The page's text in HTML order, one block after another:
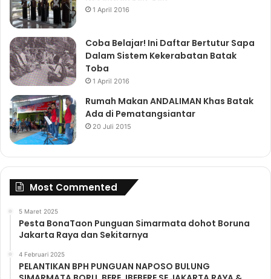
1 April 2016
Coba Belajar! Ini Daftar Bertutur Sapa
Dalam Sistem Kekerabatan Batak
Toba
1 April 2016
Rumah Makan ANDALIMAN Khas Batak
Ada di Pematangsiantar
20 Juli 2015
Most Commented
5 Maret 2025
Pesta BonaTaon Punguan Simarmata dohot Boruna
Jakarta Raya dan Sekitarnya
4 Februari 2025
PELANTIKAN BPH PUNGUAN NAPOSO BULUNG